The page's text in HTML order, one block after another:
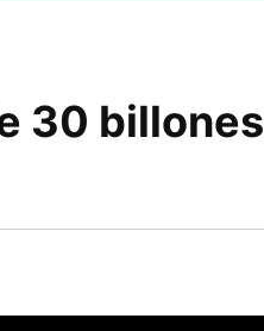
30 billones